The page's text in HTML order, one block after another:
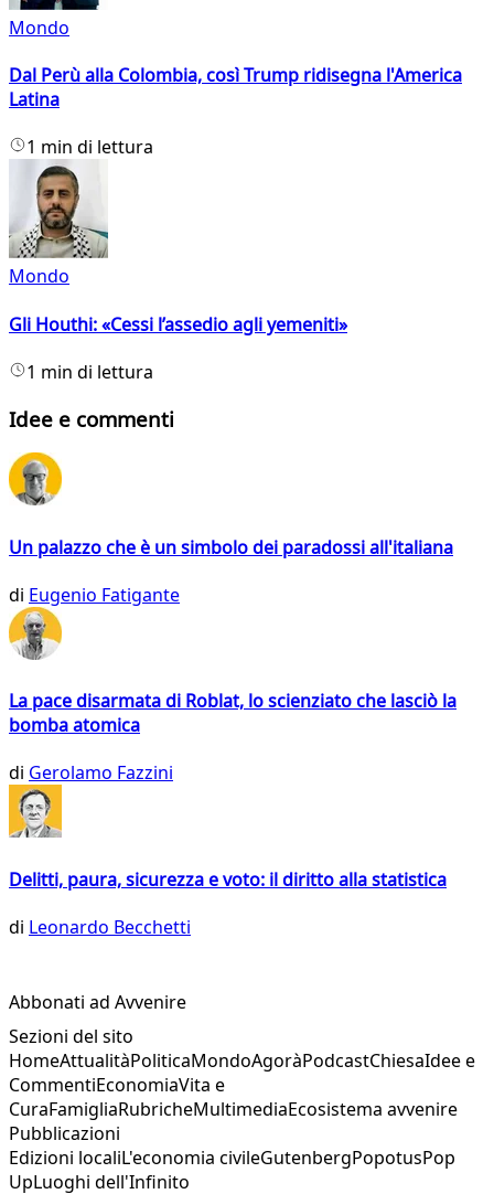
Mondo
Dal Perù alla Colombia, così Trump ridisegna l'America
Latina
1 min di lettura
Mondo
Gli Houthi: «Cessi l’assedio agli yemeniti»
1 min di lettura
Idee e commenti
Un palazzo che è un simbolo dei paradossi all'italiana
di Eugenio Fatigante
La pace disarmata di Roblat, lo scienziato che lasciò la
bomba atomica
di Gerolamo Fazzini
Delitti, paura, sicurezza e voto: il diritto alla statistica
di Leonardo Becchetti
Abbonati ad Avvenire
Sezioni del sito
HomeAttualitàPoliticaMondoAgoràPodcastChiesaIdee e
CommentiEconomiaVita e
CuraFamigliaRubricheMultimediaEcosistema avvenire
Pubblicazioni
Edizioni localiL'economia civileGutenbergPopotusPop
UpLuoghi dell'Infinito